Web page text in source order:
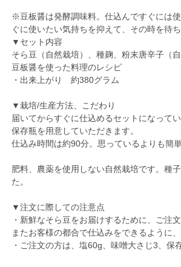
※豆板醤は発酵調味料。仕込んですぐには
ぐに使いたい気持ちを抑えて、その時を待ち
▼セット内容
そら豆（自然栽培）、種麹、粉末唐辛子（
豆板醤を使った料理のレシピ
・出来上がり 約380グラム
▼栽培/生産方法、こだわり
届いてからすぐに仕込めるセットになって
保存瓶を用意していただきます。
仕込み時間は約90分。思っているよりも簡
肥料、農薬を使用しない自然栽培です。種
た。
▼注文に際しての注意点
・新鮮なそら豆をお届けするために、ご注
またお客様の都合で仕込みをできるように